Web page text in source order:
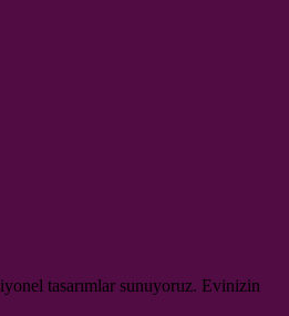
tasarımlar sunuyoruz. Evinizin